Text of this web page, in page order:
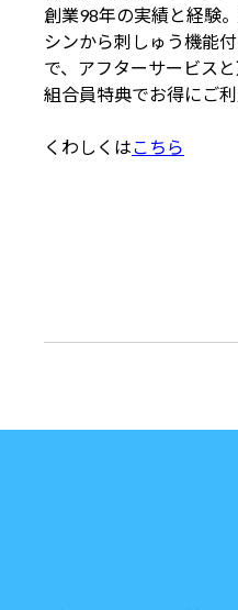
創業98年の実績と経験
シンから刺しゅう機能
で、アフターサービス
組合員特典でお得にご利
くわしくはこちら